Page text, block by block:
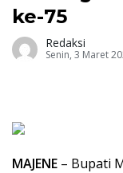
ke-75
Redaksi
Senin, 3 Maret
MAJENE – Bupati